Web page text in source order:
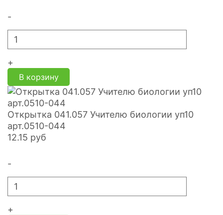
-
+
В корзину
Открытка 041.057 Учителю биологии уп10
арт.0510-044
12.15 руб
-
+